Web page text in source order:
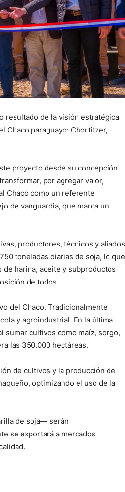
resultado de la visión estratégica
Chaco paraguayo: Chortitzer,
proyecto desde su concepción.
por agregar valor,
Chaco como un referente
de vanguardia, que marca un
productores, técnicos y aliados
toneladas diarias de soja, lo que
harina, aceite y subproductos
de todos.
del Chaco. Tradicionalmente
y agroindustrial. En la última
sumar cultivos como maíz, sorgo,
las 350.000 hectáreas.
de cultivos y la producción de
optimizando el uso de la
de soja— serán
se exportará a mercados